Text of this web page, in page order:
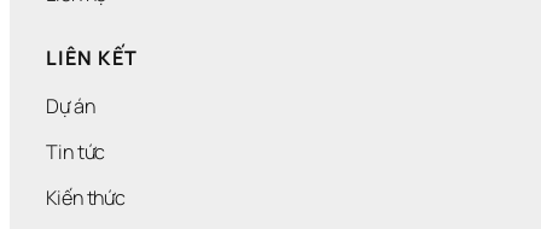
LIÊN KẾT
Dự án
Tin tức
Kiến thức